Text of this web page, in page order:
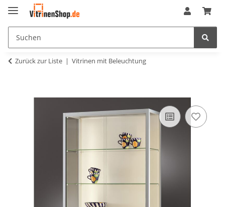
Zurück zur Liste Vitrinen mit Beleuchtung